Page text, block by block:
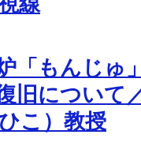
「もんじゅ
旧について
こ）教授